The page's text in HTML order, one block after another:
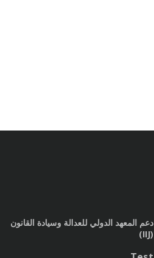
دعم المعهد الدولي للعدالة وسيادة القانون
(IIJ)